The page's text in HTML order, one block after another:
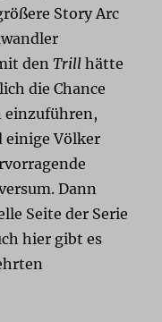
Story Arc
denTrill hätte
die Chance
einzuführen,
einige Völker
Dann
Seite der Serie
hier gibt es